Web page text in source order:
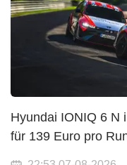
Hyundai IONIQ 6 N
für 139 Euro pro